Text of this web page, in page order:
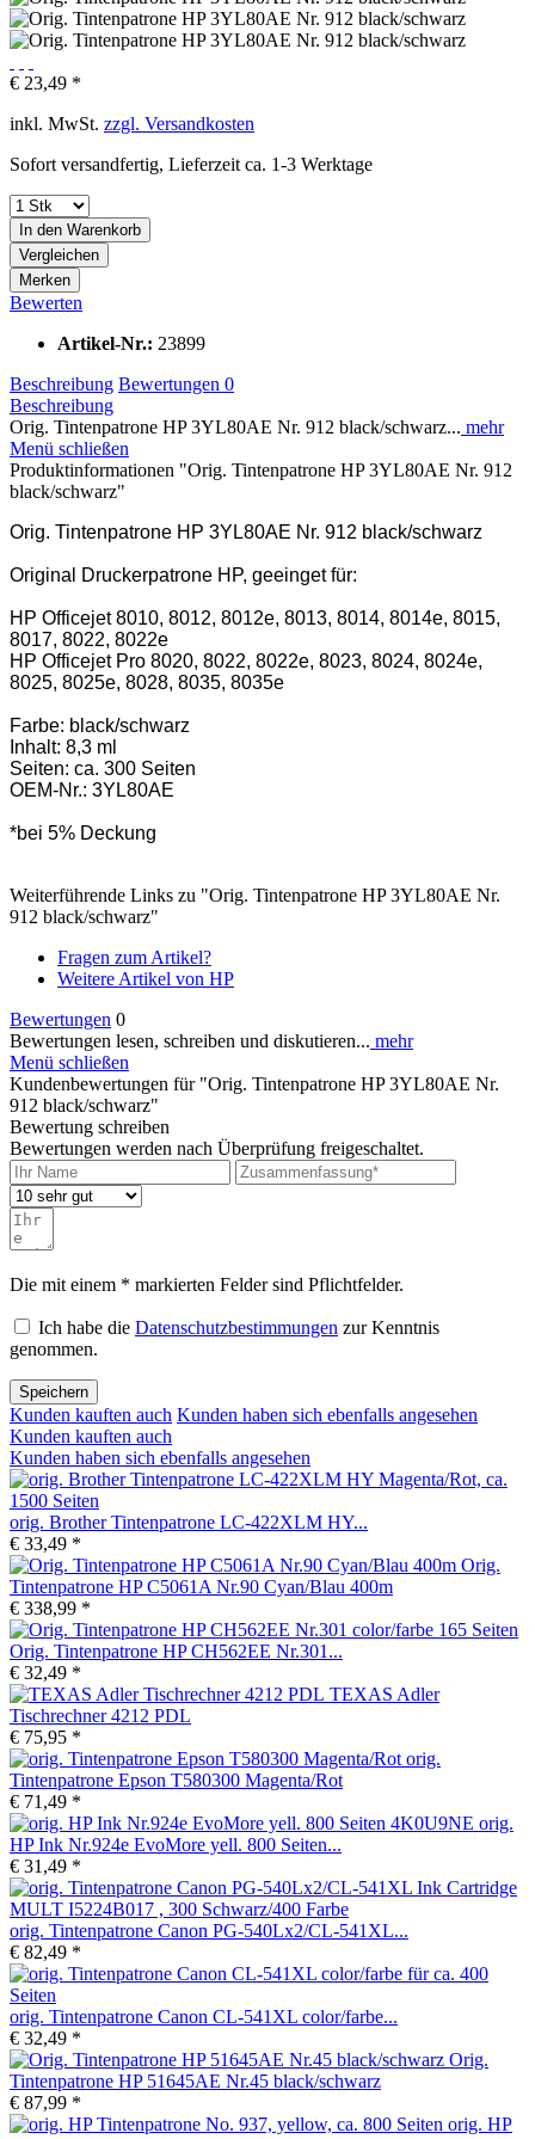
€ 23,49 *
inkl. MwSt. zzgl. Versandkosten
Sofort versandfertig, Lieferzeit ca. 1-3 Werktage
In den Warenkorb
Vergleichen
Merken
Bewerten
Artikel-Nr.: 23899
Beschreibung Bewertungen 0
Beschreibung
Orig. Tintenpatrone HP 3YL80AE Nr. 912 black/schwarz... mehr
Menü schließen
Produktinformationen "Orig. Tintenpatrone HP 3YL80AE Nr. 912
black/schwarz"
Orig. Tintenpatrone HP 3YL80AE Nr. 912 black/schwarz
Original Druckerpatrone HP, geeinget für:
HP Officejet 8010, 8012, 8012e, 8013, 8014, 8014e, 8015,
8017, 8022, 8022e
HP Officejet Pro 8020, 8022, 8022e, 8023, 8024, 8024e,
8025, 8025e, 8028, 8035, 8035e
Farbe: black/schwarz
Inhalt: 8,3 ml
Seiten: ca. 300 Seiten
OEM-Nr.: 3YL80AE
*bei 5% Deckung
Weiterführende Links zu "Orig. Tintenpatrone HP 3YL80AE Nr.
912 black/schwarz"
Fragen zum Artikel?
Weitere Artikel von HP
Bewertungen 0
Bewertungen lesen, schreiben und diskutieren... mehr
Menü schließen
Kundenbewertungen für "Orig. Tintenpatrone HP 3YL80AE Nr.
912 black/schwarz"
Bewertung schreiben
Bewertungen werden nach Überprüfung freigeschaltet.
Die mit einem * markierten Felder sind Pflichtfelder.
Ich habe die Datenschutzbestimmungen zur Kenntnis
genommen.
Speichern
Kunden kauften auch Kunden haben sich ebenfalls angesehen
Kunden kauften auch
Kunden haben sich ebenfalls angesehen
orig. Brother Tintenpatrone LC-422XLM HY...
€ 33,49 *
Orig.
Tintenpatrone HP C5061A Nr.90 Cyan/Blau 400m
€ 338,99 *
Orig. Tintenpatrone HP CH562EE Nr.301...
€ 32,49 *
TEXAS Adler
Tischrechner 4212 PDL
€ 75,95 *
orig.
Tintenpatrone Epson T580300 Magenta/Rot
€ 71,49 *
orig.
HP Ink Nr.924e EvoMore yell. 800 Seiten...
€ 31,49 *
orig. Tintenpatrone Canon PG-540Lx2/CL-541XL...
€ 82,49 *
orig. Tintenpatrone Canon CL-541XL color/farbe...
€ 32,49 *
Orig.
Tintenpatrone HP 51645AE Nr.45 black/schwarz
€ 87,99 *
orig. HP